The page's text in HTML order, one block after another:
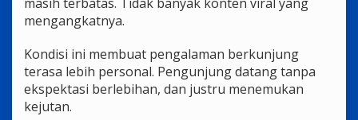
mengangkatnya.
Kondisi ini membuat pengalaman berkunjung
terasa lebih personal. Pengunjung datang tanpa
ekspektasi berlebihan, dan justru menemukan
kejutan.